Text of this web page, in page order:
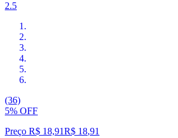
2.5
(36)
5% OFF
Preço R$ 18,91R$ 18,91